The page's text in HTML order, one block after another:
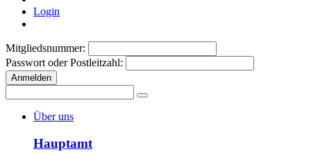
Login
Mitgliedsnummer:
Passwort oder Postleitzahl:
Anmelden
Über uns
Hauptamt